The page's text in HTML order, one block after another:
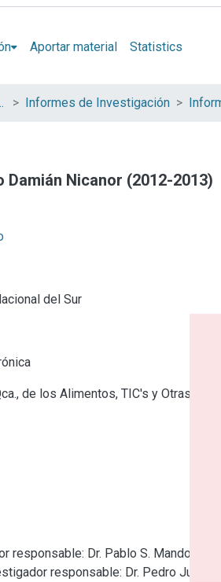
Aportar material Statistics
(UNS) Informes de Investigación
Nicanor (2012-2013)
del Sur
de los Alimentos, TIC's y Otras
Dr. Pablo S. Mandolesi.
responsable: Dr. Pedro Julián.